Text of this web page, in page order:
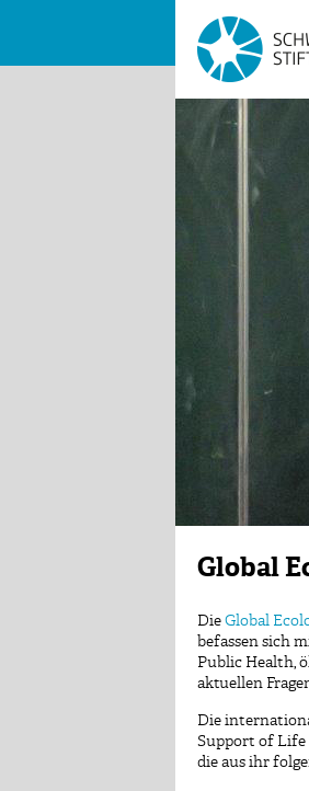
Global
Die Global
befassen sich
Public Health,
aktuellen
Die
Support of Life
die aus ihr